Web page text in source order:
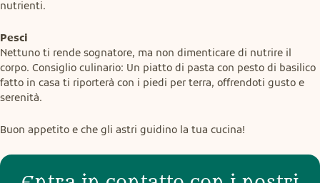
nutrienti.
Pesci
Nettuno ti rende sognatore, ma non dimenticare di nutrire il
corpo. Consiglio culinario: Un piatto di pasta con pesto di basilico
fatto in casa ti riporterà con i piedi per terra, offrendoti gusto e
serenità.
Buon appetito e che gli astri guidino la tua cucina!